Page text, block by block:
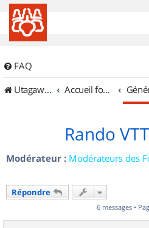
FAQ
UtagawaVTT (Randos VTT et VTTAE avec traces GPS)
Accueil forum
Rando
Modérateur : Modérateurs des
Répondre
6 messages •